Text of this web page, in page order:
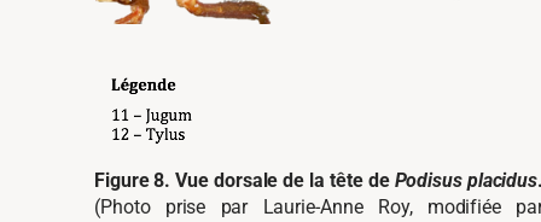
Figure 8. Vue dorsale de la tête de Podisus placidus
(Photo prise par Laurie-Anne Roy, modifiée